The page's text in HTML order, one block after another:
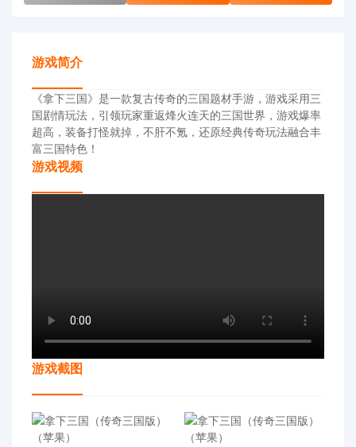
游戏简介
《拿下三国》是一款复古传奇的三国题材手游，游戏采用三
国剧情玩法，引领玩家重返烽火连天的三国世界，游戏爆率
超高，装备打怪就掉，不肝不氪，还原经典传奇玩法融合丰
富三国特色！
游戏视频
游戏截图